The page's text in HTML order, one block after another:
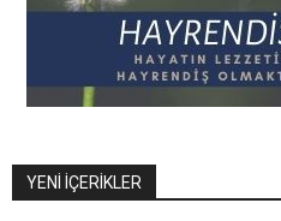
YENI İÇERIKLER